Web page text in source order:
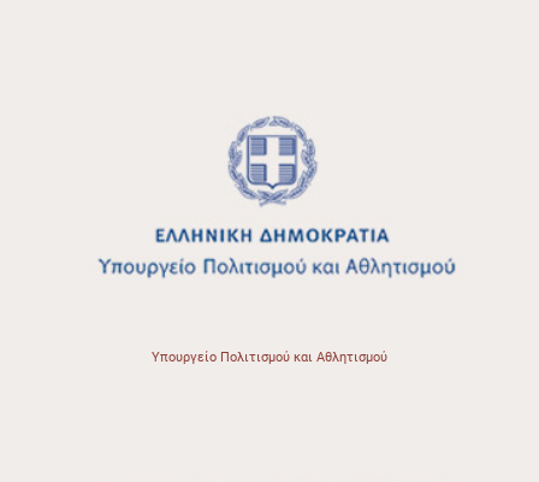
Υπουργείο Πολιτισμού και Αθλητισμού